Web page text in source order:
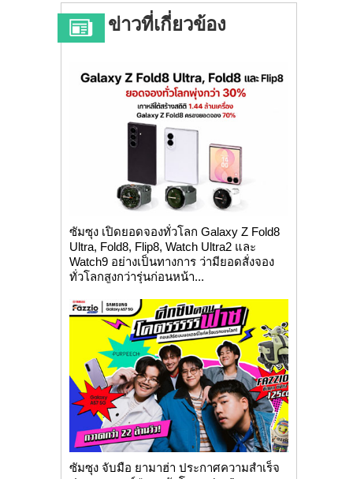
ข่าวที่เกี่ยวข้อง
ซัมซุง เปิดยอดจองทั่วโลก Galaxy Z Fold8
Ultra, Fold8, Flip8, Watch Ultra2 และ
Watch9 อย่างเป็นทางการ ว่ามียอดสั่งจอง
ทั่วโลกสูงกว่ารุ่นก่อนหน้า...
ซัมซุง จับมือ ยามาฮ่า ประกาศความสำเร็จ